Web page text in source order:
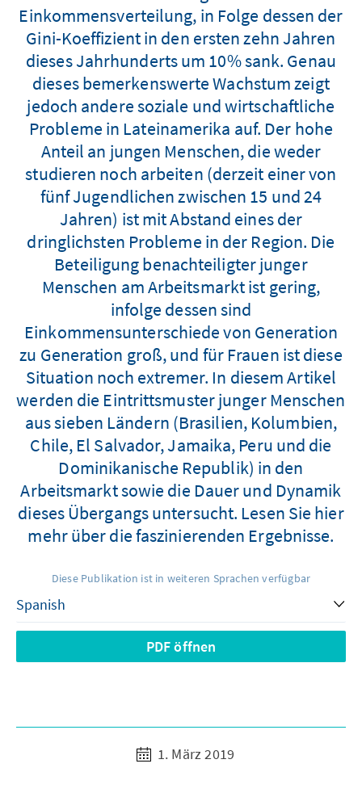
Einkommensverteilung, in Folge dessen der
Gini-Koeffizient in den ersten zehn Jahren
dieses Jahrhunderts um 10% sank. Genau
dieses bemerkenswerte Wachstum zeigt
jedoch andere soziale und wirtschaftliche
Probleme in Lateinamerika auf. Der hohe
Anteil an jungen Menschen, die weder
studieren noch arbeiten (derzeit einer von
fünf Jugendlichen zwischen 15 und 24
Jahren) ist mit Abstand eines der
dringlichsten Probleme in der Region. Die
Beteiligung benachteiligter junger
Menschen am Arbeitsmarkt ist gering,
infolge dessen sind
Einkommensunterschiede von Generation
zu Generation groß, und für Frauen ist diese
Situation noch extremer. In diesem Artikel
werden die Eintrittsmuster junger Menschen
aus sieben Ländern (Brasilien, Kolumbien,
Chile, El Salvador, Jamaika, Peru und die
Dominikanische Republik) in den
Arbeitsmarkt sowie die Dauer und Dynamik
dieses Übergangs untersucht. Lesen Sie hier
mehr über die faszinierenden Ergebnisse.
Diese Publikation ist in weiteren Sprachen verfügbar
PDF öffnen
1. März 2019